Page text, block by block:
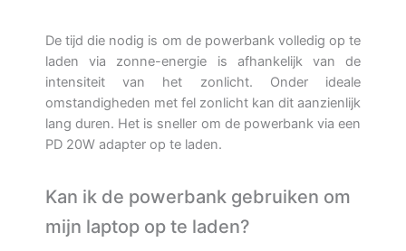
De tijd die nodig is om de powerbank volledig op te
laden via zonne-energie is afhankelijk van de
intensiteit van het zonlicht. Onder ideale
omstandigheden met fel zonlicht kan dit aanzienlijk
lang duren. Het is sneller om de powerbank via een
PD 20W adapter op te laden.
Kan ik de powerbank gebruiken om
mijn laptop op te laden?